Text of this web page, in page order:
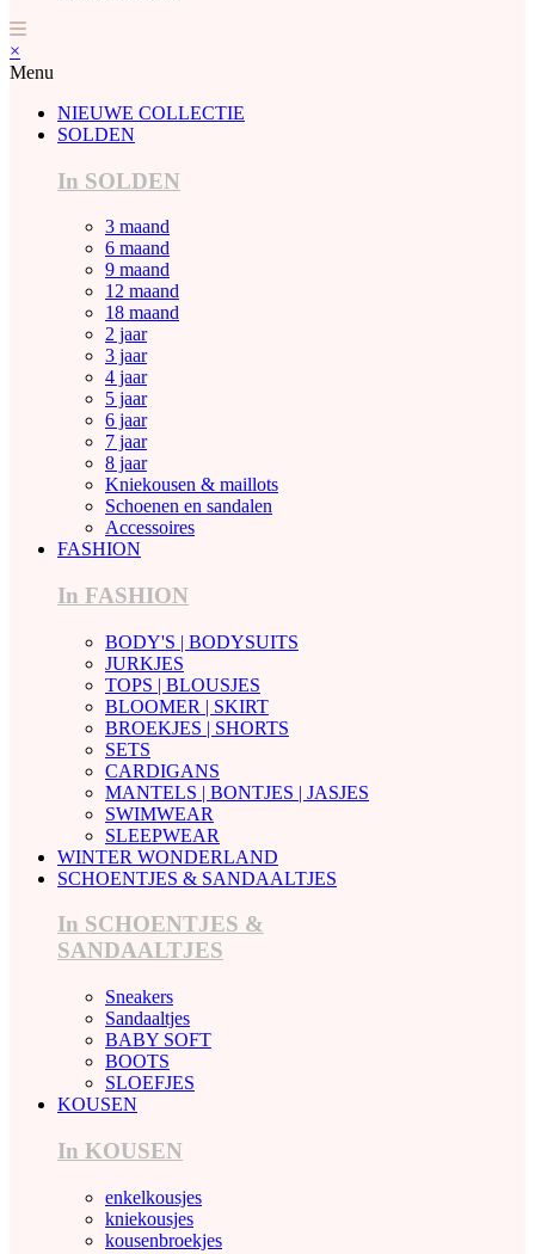
×
Menu
NIEUWE COLLECTIE
SOLDEN
In SOLDEN
3 maand
6 maand
9 maand
12 maand
18 maand
2 jaar
3 jaar
4 jaar
5 jaar
6 jaar
7 jaar
8 jaar
Kniekousen & maillots
Schoenen en sandalen
Accessoires
FASHION
In FASHION
BODY'S | BODYSUITS
JURKJES
TOPS | BLOUSJES
BLOOMER | SKIRT
BROEKJES | SHORTS
SETS
CARDIGANS
MANTELS | BONTJES | JASJES
SWIMWEAR
SLEEPWEAR
WINTER WONDERLAND
SCHOENTJES & SANDAALTJES
In SCHOENTJES &
SANDAALTJES
Sneakers
Sandaaltjes
BABY SOFT
BOOTS
SLOEFJES
KOUSEN
In KOUSEN
enkelkousjes
kniekousjes
kousenbroekjes